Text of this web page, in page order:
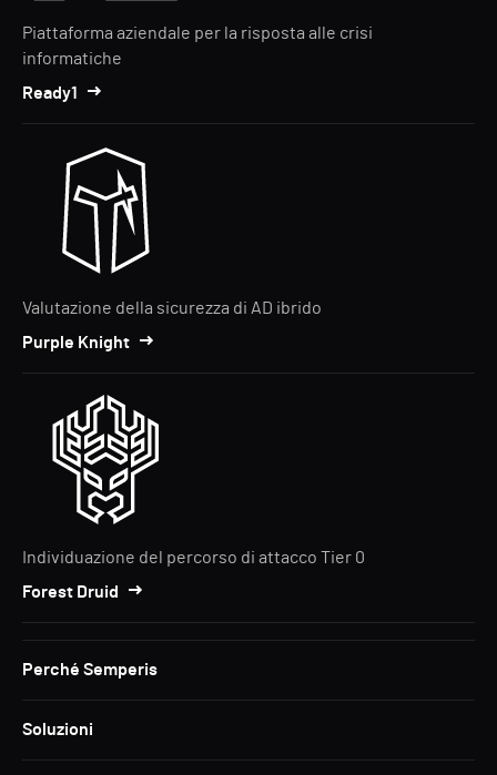
Piattaforma aziendale per la risposta alle crisi
informatiche
Ready1
Valutazione della sicurezza di AD ibrido
Purple Knight
Individuazione del percorso di attacco Tier 0
Forest Druid
Perché Semperis
Soluzioni